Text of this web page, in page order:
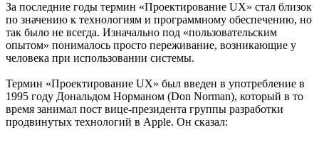
За последние годы термин «Проектирование UX» стал близок
по значению к технологиям и программному обеспечению, но
так было не всегда. Изначально под «пользовательским
опытом» понималось просто переживание, возникающие у
человека при использовании системы.
Термин «Проектирование UX» был введен в употребление в
1995 году Дональдом Норманом (Don Norman), который в то
время занимал пост вице-президента группы разработки
продвинутых технологий в Apple. Он сказал: